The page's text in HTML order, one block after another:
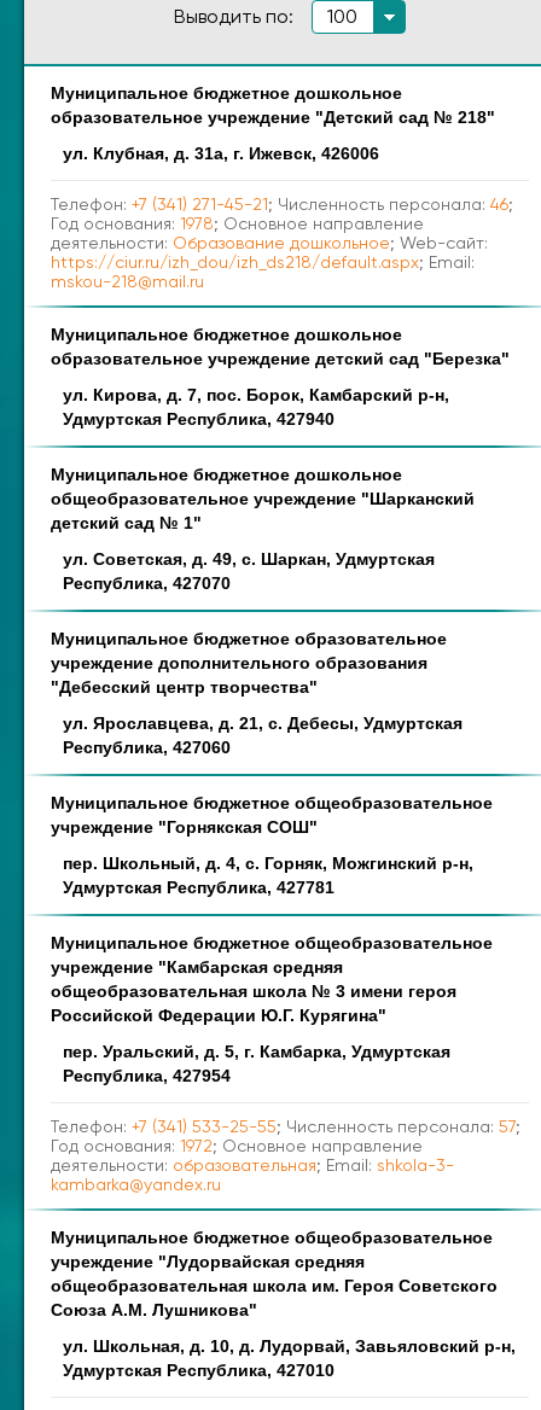
Выводить по: 100
Наименование Адрес
Муниципальное бюджетное дошкольное
образовательное учреждение "Детский сад № 218"
ул. Клубная, д. 31а, г. Ижевск, 426006
Телефон: +7 (341) 271-45-21; Численность персонала: 46;
Год основания: 1978; Основное направление
деятельности: Образование дошкольное; Web-сайт:
https://ciur.ru/izh_dou/izh_ds218/default.aspx; Email:
mskou-218@mail.ru
Муниципальное бюджетное дошкольное
образовательное учреждение детский сад "Березка"
ул. Кирова, д. 7, пос. Борок, Камбарский р-н,
Удмуртская Республика, 427940
Муниципальное бюджетное дошкольное
общеобразовательное учреждение "Шарканский
детский сад № 1"
ул. Советская, д. 49, с. Шаркан, Удмуртская
Республика, 427070
Муниципальное бюджетное образовательное
учреждение дополнительного образования
"Дебесский центр творчества"
ул. Ярославцева, д. 21, с. Дебесы, Удмуртская
Республика, 427060
Муниципальное бюджетное общеобразовательное
учреждение "Горнякская СОШ"
пер. Школьный, д. 4, с. Горняк, Можгинский р-н,
Удмуртская Республика, 427781
Муниципальное бюджетное общеобразовательное
учреждение "Камбарская средняя
общеобразовательная школа № 3 имени героя
Российской Федерации Ю.Г. Курягина"
пер. Уральский, д. 5, г. Камбарка, Удмуртская
Республика, 427954
Телефон: +7 (341) 533-25-55; Численность персонала: 57;
Год основания: 1972; Основное направление
деятельности: образовательная; Email: shkola-3-
kambarka@yandex.ru
Муниципальное бюджетное общеобразовательное
учреждение "Лудорвайская средняя
общеобразовательная школа им. Героя Советского
Союза А.М. Лушникова"
ул. Школьная, д. 10, д. Лудорвай, Завьяловский р-н,
Удмуртская Республика, 427010